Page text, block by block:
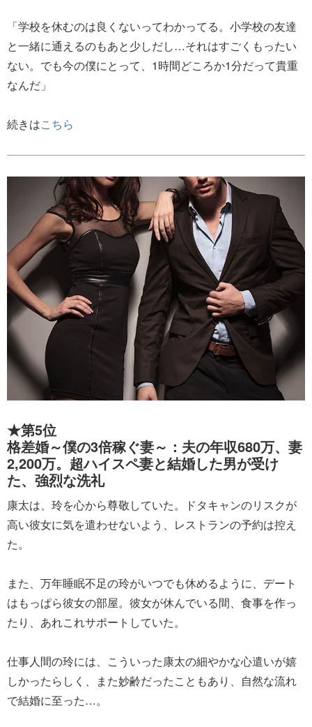
「学校を休むのは良くないってわかってる。小学校の友達
と一緒に通えるのもあと少しだし…それはすごくもったい
ない。でも今の僕にとって、1時間どころか1分だって貴重
なんだ」
続きはこちら
★第5位
格差婚～僕の3倍稼ぐ妻～：夫の年収680万、妻
2,200万。超ハイスペ妻と結婚した男が受け
た、強烈な洗礼
康太は、玲を心から尊敬していた。ドタキャンのリスクが
高い彼女に気を遣わせないよう、レストランの予約は控え
た。
また、万年睡眠不足の玲がいつでも休めるように、デート
はもっぱら彼女の部屋。彼女が休んでいる間、食事を作っ
たり、あれこれサポートしていた。
仕事人間の玲には、こういった康太の細やかな心遣いが嬉
しかったらしく、また妙齢だったこともあり、自然な流れ
で結婚に至った…。